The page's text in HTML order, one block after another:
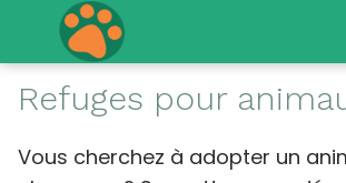
Refuges pour
Vous cherchez à adopter un